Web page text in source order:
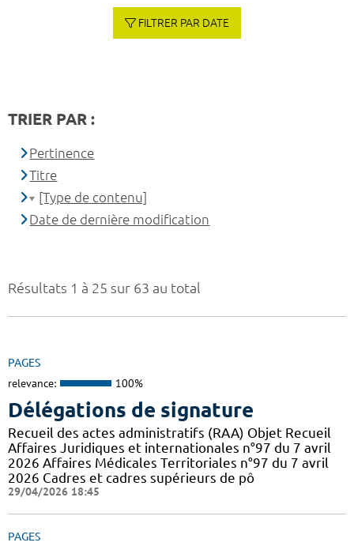
Résultats 1 à 25 sur 63 au total
PAGES
relevance: 100%
Délégations de signature
Recueil des actes administratifs (RAA) Objet Recueil
Affaires Juridiques et internationales n°97 du 7 avril
2026 Affaires Médicales Territoriales n°97 du 7 avril
2026 Cadres et cadres supérieurs de pô
29/04/2026 18:45
PAGES
FILTRER PAR DATE
TRIER PAR :
Pertinence
Titre
[Type de contenu]
Date de dernière modification